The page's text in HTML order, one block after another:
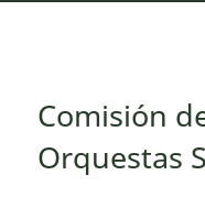
Comisión
Orquestas